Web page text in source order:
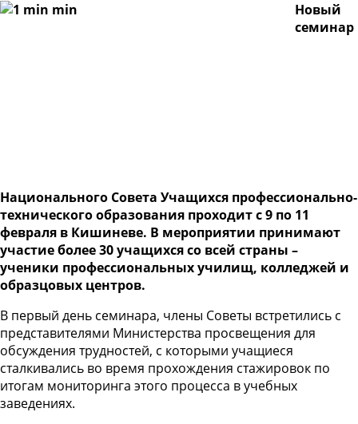
Новый
семинар
Национального Совета Учащихся профессионально-
технического образования проходит с 9 по 11
февраля в Кишиневе. В мероприятии принимают
участие более 30 учащихся со всей страны –
ученики профессиональных училищ, колледжей и
образцовых центров.
В первый день семинара, члены Советы встретились с
представителями Министерства просвещения для
обсуждения трудностей, с которыми учащиеся
сталкивались во время прохождения стажировок по
итогам мониторинга этого процесса в учебных
заведениях.